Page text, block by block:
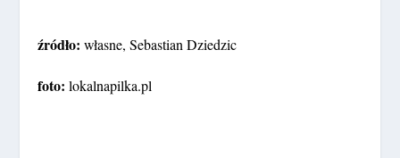
źródło:własne, Sebastian Dziedzic
foto: lokalnapilka.pl